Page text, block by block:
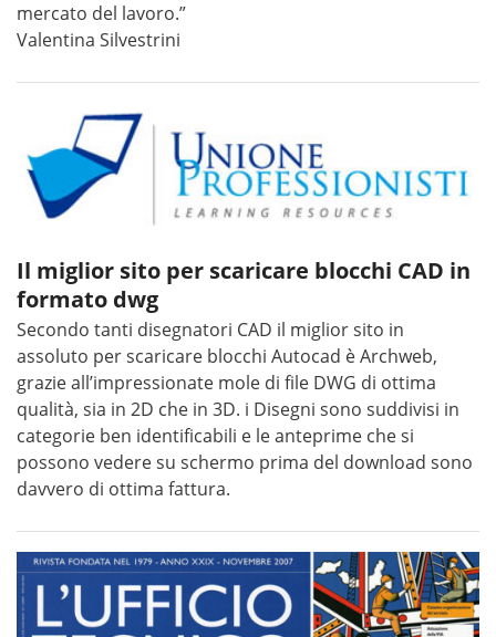
mercato del lavoro.”
Valentina Silvestrini
Il miglior sito per scaricare blocchi CAD in
formato dwg
Secondo tanti disegnatori CAD il miglior sito in
assoluto per scaricare blocchi Autocad è Archweb,
grazie all’impressionate mole di file DWG di ottima
qualità, sia in 2D che in 3D. i Disegni sono suddivisi in
categorie ben identificabili e le anteprime che si
possono vedere su schermo prima del download sono
davvero di ottima fattura.